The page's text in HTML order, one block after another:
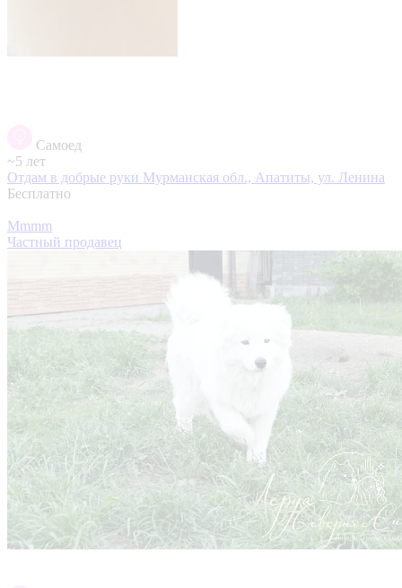
Самоед
~5 лет
Отдам в добрые руки Мурманская обл., Апатиты, ул. Ленина
Бесплатно
Mmmm
Частный продавец